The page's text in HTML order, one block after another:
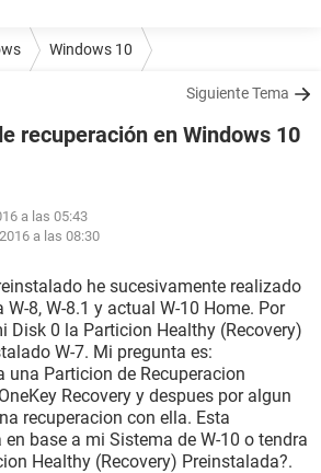
Windows 10
Siguiente Tema
recuperación en Windows 10
a las 05:43
a las 08:30
he sucesivamente realizado
8, W-8.1 y actual W-10 Home. Por
Disk 0 la Particion Healthy (Recovery)
W-7. Mi pregunta es:
una Particion de Recuperacion
Recovery y despues por algun
recuperacion con ella. Esta
base a mi Sistema de W-10 o tendra
Healthy (Recovery) Preinstalada?.